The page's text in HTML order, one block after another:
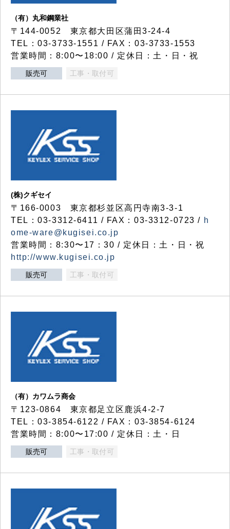
（有）丸和鋼業社
〒144-0052 東京都大田区蒲田3-24-4
TEL：03-3733-1551 / FAX：03-3733-1553
営業時間：8:00〜18:00 / 定休日：土・日・祝
販売可 工事・取付可
(株)クギセイ
〒166-0003 東京都杉並区高円寺南3-3-1
TEL：03-3312-6411 / FAX：03-3312-0723 / h
ome-ware@kugisei.co.jp
営業時間：8:30〜17：30 / 定休日：土・日・祝
http://www.kugisei.co.jp
販売可 工事・取付可
（有）カワムラ商会
〒123-0864 東京都足立区鹿浜4-2-7
TEL：03-3854-6122 / FAX：03-3854-6124
営業時間：8:00〜17:00 / 定休日：土・日
販売可 工事・取付可